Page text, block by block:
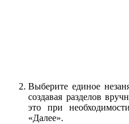
Выберите единое
создавая разделов
это при
«Далее».